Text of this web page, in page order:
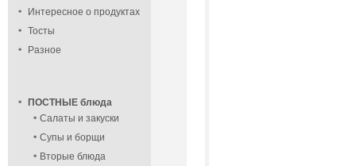
Интересное о продуктах
Тосты
Разное
ПОСТНЫЕ блюда
Салаты и закуски
Супы и борщи
Вторые блюда